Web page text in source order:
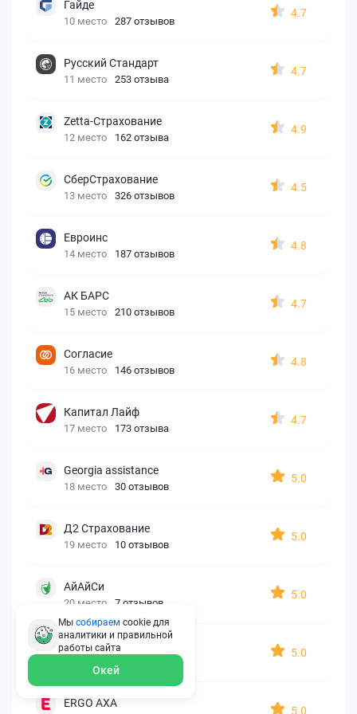
Гайде
10 место 287 отзывов
4.7
Русский Стандарт
11 место 253 отзыва
4.7
Zetta-Страхование
12 место 162 отзыва
4.9
СберСтрахование
13 место 326 отзывов
4.5
Евроинс
14 место 187 отзывов
4.8
АК БАРС
15 место 210 отзывов
4.7
Согласие
16 место 146 отзывов
4.8
Капитал Лайф
17 место 173 отзыва
4.7
Georgia assistance
18 место 30 отзывов
5.0
Д2 Страхование
19 место 10 отзывов
5.0
АйАйСи
20 место 7 отзывов
5.0
OxySport
5.0
ERGO AXA
5.0
Мы собираем cookie для
аналитики и правильной
работы сайта
Окей